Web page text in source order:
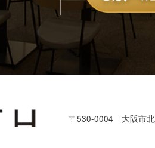
〒530-0004 大阪市